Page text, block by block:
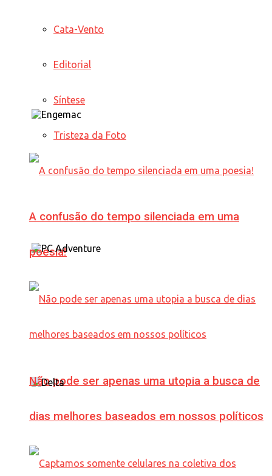
Cata-Vento
Editorial
Síntese
Tristeza da Foto
A confusão do tempo silenciada em uma
poesia!
Não pode ser apenas uma utopia a busca de
dias melhores baseados em nossos políticos